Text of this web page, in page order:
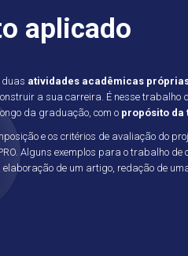
aplicado
atividades acadêmicas
a sua carreira. É nesse trabalho
da graduação, com o propósito da
e os critérios de avaliação do
Alguns exemplos para o trabalho de
elaboração de um artigo, redação de